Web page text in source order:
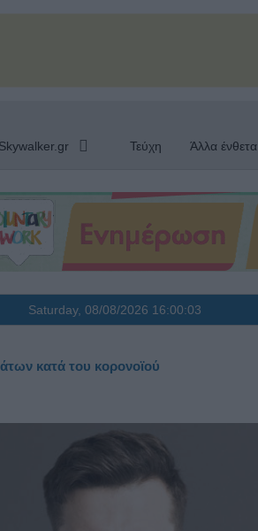
Skywalker.gr Τεύχη Άλλα ένθετα
Saturday, 08/08/2026 16:00:04
κατά του κορονοϊού